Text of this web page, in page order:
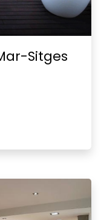
Sitges